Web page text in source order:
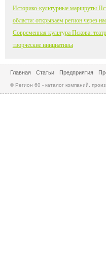
Историко-культурные маршруты
области: открываем регион через
Современная культура Пскова:
творческие инициативы
Главная Статьи Предприятия
© Регион 60 - каталог компаний,